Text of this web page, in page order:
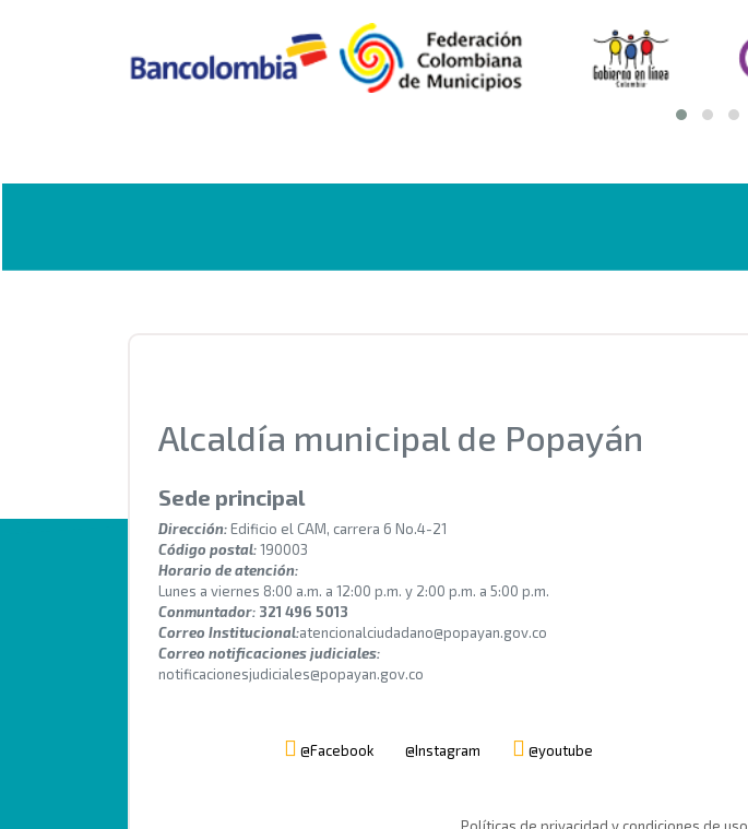
Alcaldía municipal de Popayán
Sede principal
Dirección: Edificio el CAM, carrera 6 No.4-21
Código postal:190003
Horario de atención:
Lunes a viernes 8:00 a.m. a 12:00 p.m. y 2:00 p.m. a 5:00 p.m.
Conmuntador: 321 496 5013
Correo Institucional:atencionalciudadano@popayan.gov.co
Correo notificaciones judiciales:
notificacionesjudiciales@popayan.gov.co
@Facebook @Instagram @youtube